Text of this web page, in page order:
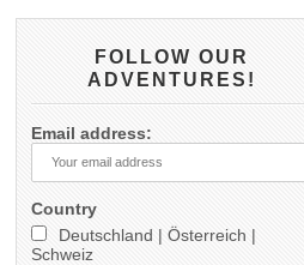
FOLLOW OUR
ADVENTURES!
Email address:
Country
Deutschland | Österreich |
Schweiz